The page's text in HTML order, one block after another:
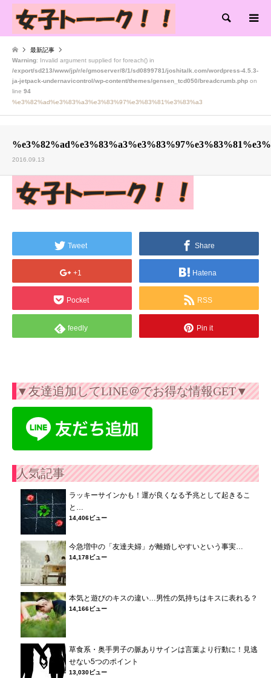
検索
最新記事
Warning: Invalid argument supplied for foreach() in
/export/sd213/www/jp/r/e/gmoserver/8/1/sd0899781/joshitalk.com/wordpress-4.5.3-
ja-jetpack-undernavicontrol/wp-content/themes/gensen_tcd050/breadcrumb.php on
line 94
%e3%82%ad%e3%83%a3%e3%83%97%e3%83%81%e3%83%a3
2016.09.13
Tweet Share
+1 Hatena
Pocket RSS
feedly Pin it
▼友達追加してLINE＠でお得な情報GET▼
人気記事
ラッキーサインかも！運が良くなる予兆として起きるこ
と…
14,406ビュー
今急増中の「友達夫婦」が離婚しやすいという事実…
14,178ビュー
本気と遊びのキスの違い…男性の気持ちはキスに表れる？
14,166ビュー
草食系・奥手男子の脈ありサインは言葉より行動に！見逃
せない5つのポイント
13,030ビュー